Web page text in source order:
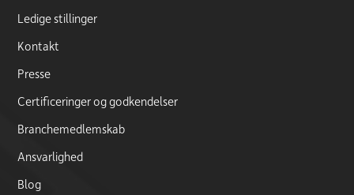
Ledige stillinger
Kontakt
Presse
Certificeringer og godkendelser
Branchemedlemskab
Ansvarlighed
Blog